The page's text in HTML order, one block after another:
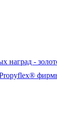
наград -